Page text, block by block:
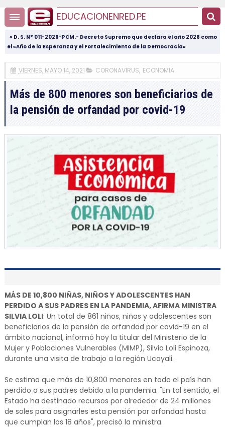
EDUCACIONENRED.PE
« D. S. N° 011-2026-PCM.- Decreto Supremo que declara el año 2026 como
el «Año de la Esperanza y el Fortalecimiento de la Democracia»
VIERNES, MAYO 14, 2021 CORONAVIRUS, ECONOMIA
Más de 800 menores son beneficiarios de
la pensión de orfandad por covid-19
MÁS DE 10,800 NIÑAS, NIÑOS Y ADOLESCENTES HAN
PERDIDO A SUS PADRES EN LA PANDEMIA, AFIRMA MINISTRA
SILVIA LOLI: Un total de 861 niños, niñas y adolescentes son
beneficiarios de la pensión de orfandad por covid-19 en el
ámbito nacional, informó hoy la titular del Ministerio de la
Mujer y Poblaciones Vulnerables (MIMP), Silvia Loli Espinoza,
durante una visita de trabajo a la región Ucayali.
Se estima que más de 10,800 menores en todo el país han
perdido a sus padres debido a la pandemia. "En tal sentido, el
Estado ha destinado recursos por alrededor de 24 millones
de soles para asignarles esta pensión por orfandad hasta
que cumplan los 18 años", precisó la ministra.